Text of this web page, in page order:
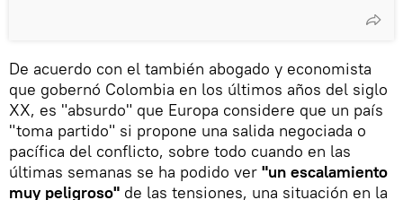
De acuerdo con el también abogado y economista
que gobernó Colombia en los últimos años del siglo
XX, es "absurdo" que Europa considere que un país
"toma partido" si propone una salida negociada o
pacífica del conflicto, sobre todo cuando en las
últimas semanas se ha podido ver "un escalamiento
muy peligroso" de las tensiones, una situación en la